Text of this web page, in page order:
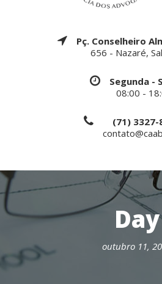
Pç. Conselheiro
656 - Nazaré,
Segunda -
08:00 -
(71) 3327-
Day
outubro 11,